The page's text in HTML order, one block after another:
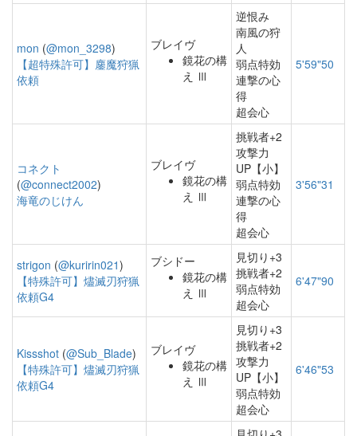
mon (@mon_3298)
【超特殊許可】鏖魔狩猟
依頼
ブレイヴ
鏡花の構
え Ⅲ
逆恨み
南風の狩
人
弱点特効
連撃の心
得
超会心
5'59"50
コネクト
(@connect2002)
海竜のじけん
ブレイヴ
鏡花の構
え Ⅲ
挑戦者+2
攻撃力
UP【小】
弱点特効
連撃の心
得
超会心
3'56"31
strigon (@kuririn021)
【特殊許可】燼滅刃狩猟
依頼G4
ブシドー
鏡花の構
え Ⅲ
見切り+3
挑戦者+2
弱点特効
超会心
6'47"90
Kissshot (@Sub_Blade)
【特殊許可】燼滅刃狩猟
依頼G4
ブレイヴ
鏡花の構
え Ⅲ
見切り+3
挑戦者+2
攻撃力
UP【小】
弱点特効
超会心
6'46"53